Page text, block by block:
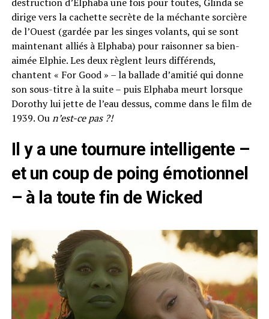
dirige vers la cachette secrète de la méchante sorcière
de l’Ouest (gardée par les singes volants, qui se sont
maintenant alliés à Elphaba) pour raisonner sa bien-
aimée Elphie. Les deux règlent leurs différends,
chantent « For Good » – la ballade d’amitié qui donne
son sous-titre à la suite – puis Elphaba meurt lorsque
Dorothy lui jette de l’eau dessus, comme dans le film de
1939. Oun’est-ce pas ?!
Il y a une tournure intelligente –
et un coup de poing émotionnel
– à la toute fin de Wicked